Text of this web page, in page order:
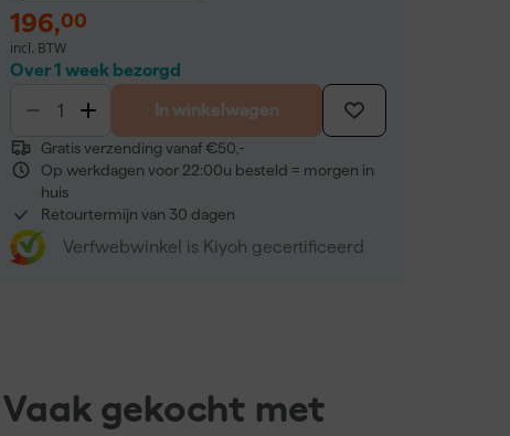
196,00
incl. BTW
Over 1 week bezorgd
In winkelwagen
Gratis verzending vanaf €50,-
Op werkdagen voor 22:00u besteld = morgen in
huis
Retourtermijn van 30 dagen
Verfwebwinkel is Kiyoh gecertificeerd
Vaak gekocht met